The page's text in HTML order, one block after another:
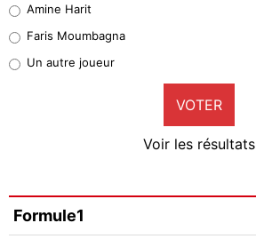
1%
9%
Faris Moumbagna
4%
Amine Harit
Faris Moumbagna
Un autre joueur
VOTER
Voir les résultats
Formule1